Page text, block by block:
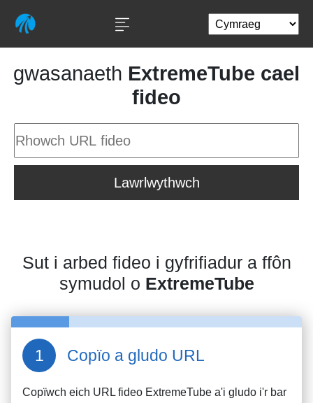
gwasanaeth ExtremeTube cael
fideo
Lawrlwythwch
Sut i arbed fideo i gyfrifiadur a ffôn
symudol o ExtremeTube
Copïo a gludo URL
Copïwch eich URL fideo ExtremeTube a'i gludo i'r bar